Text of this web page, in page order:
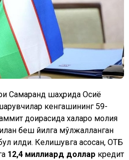
Самарқанд шаҳрида Осиё
кенгашининг 59-
доирасида халқаро молия
беш йилга мўлжалланган
қилди. Келишувга асосан, ОТБ
12,4 миллиард доллар кредит